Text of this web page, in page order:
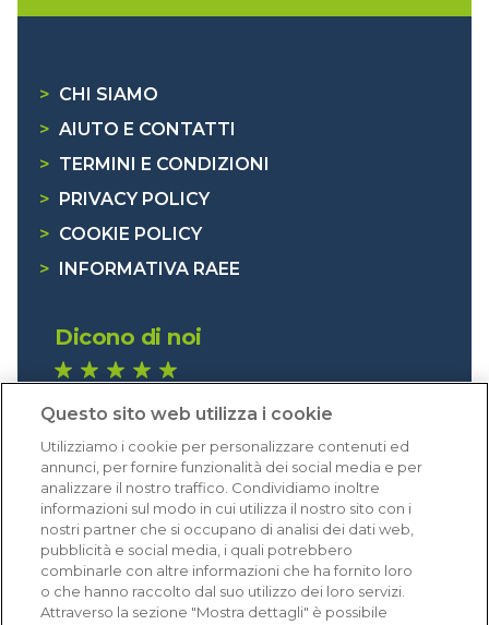
> CHI SIAMO
> AIUTO E CONTATTI
> TERMINI E CONDIZIONI
>
PRIVACY POLICY
> COOKIE POLICY
>
INFORMATIVA RAEE
Dicono di noi
Eccellente (4,8)
Acquisti verificati
Questo sito web utilizza i cookie
Utilizziamo i cookie per personalizzare contenuti ed
annunci, per fornire funzionalità dei social media e per
analizzare il nostro traffico. Condividiamo inoltre
informazioni sul modo in cui utilizza il nostro sito con i
nostri partner che si occupano di analisi dei dati web,
pubblicità e social media, i quali potrebbero
combinarle con altre informazioni che ha fornito loro
o che hanno raccolto dal suo utilizzo dei loro servizi.
Attraverso la sezione "Mostra dettagli" è possibile